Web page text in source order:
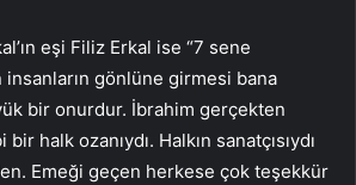
eşi Filiz Erkal ise “7 sene
gönlüne girmesi bana
bir onurdur. İbrahim gerçekten
halk ozanıydı. Halkın sanatçısıydı
Emeği geçen herkese çok teşekkür